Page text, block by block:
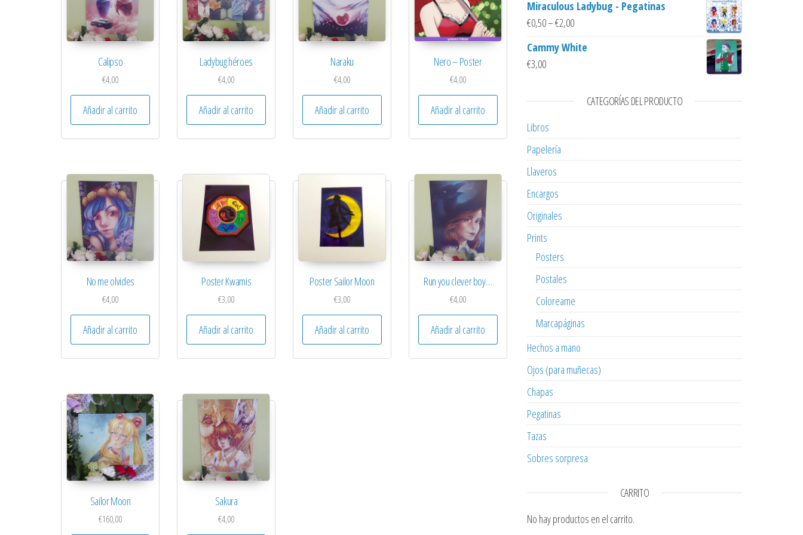
Calipso
€4,00
Añadir al carrito
Ladybug héroes
€4,00
Añadir al carrito
Naraku
€4,00
Añadir al carrito
Nero – Poster
€4,00
Añadir al carrito
No me olvides
€4,00
Añadir al carrito
Poster Kwamis
€3,00
Añadir al carrito
Poster Sailor Moon
€3,00
Añadir al carrito
Run you clever boy…
€4,00
Añadir al carrito
Sailor Moon
€160,00
Sakura
€4,00
Miraculous Ladybug - Pegatinas
€0,50–€2,00
Cammy White
€3,00
CATEGORÍAS DEL PRODUCTO
Libros
Papelería
Llaveros
Encargos
Originales
Prints
Posters
Postales
Coloreame
Marcapáginas
Hechos a mano
Ojos (para muñecas)
Chapas
Pegatinas
Tazas
Sobres sorpresa
CARRITO
No hay productos en el carrito.